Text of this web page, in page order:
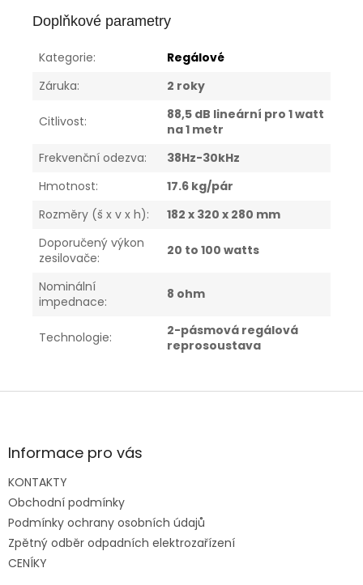
Doplňkové parametry
Kategorie:
Regálové
Záruka: 2 roky
Citlivost:
88,5 dB lineární pro 1 watt
na 1 metr
Frekvenční odezva:
38Hz-30kHz
Hmotnost:
17.6 kg/pár
Rozměry (š x v x h):
182 x 320 x 280 mm
Doporučený výkon
zesilovače: 20 to 100 watts
Nominální
impednace: 8 ohm
Technologie:
2-pásmová regálová
reprosoustava
Z
aInformace pro vás
KONTAKTY
Obchodní podmínky
Podmínky ochrany osobních údajů
Zpětný odběr odpadních elektrozařízení
CENÍKY